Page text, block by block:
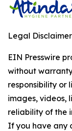
Legal
EIN Presswire
without
responsibility or
images, videos,
reliability of the
If you have any